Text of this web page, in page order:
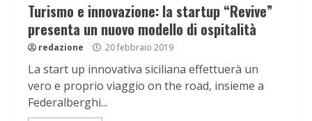
Turismo e innovazione: la startup “Revive”
presenta un nuovo modello di ospitalità
redazione 20 febbraio 2019
La start up innovativa siciliana effettuerà un
vero e proprio viaggio on the road, insieme a
Federalberghi...